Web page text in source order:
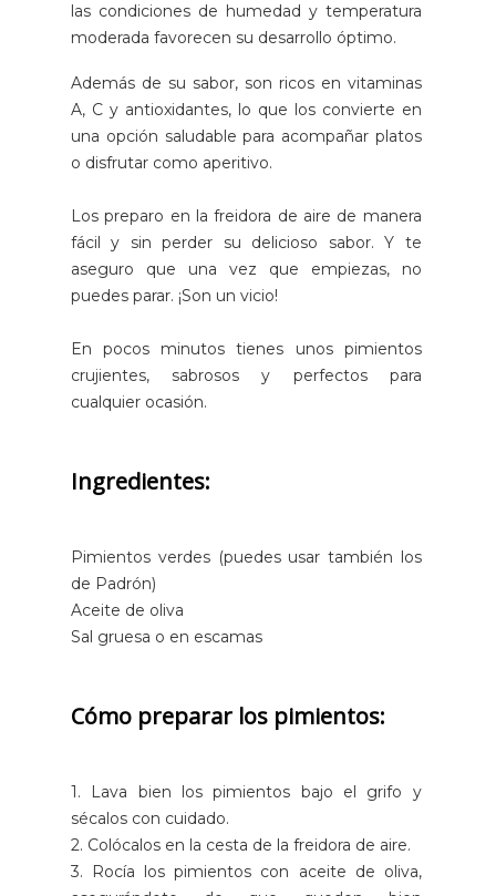
las condiciones de humedad y temperatura
moderada favorecen su desarrollo óptimo.
Además de su sabor, son ricos en vitaminas
A, C y antioxidantes, lo que los convierte en
una opción saludable para acompañar platos
o disfrutar como aperitivo.
Los preparo en la freidora de aire de manera
fácil y sin perder su delicioso sabor. Y te
aseguro que una vez que empiezas, no
puedes parar. ¡Son un vicio!
En pocos minutos tienes unos pimientos
crujientes, sabrosos y perfectos para
cualquier ocasión.
Ingredientes:
Pimientos verdes (puedes usar también los
de Padrón)
Aceite de oliva
Sal gruesa o en escamas
Cómo preparar los pimientos:
1. Lava bien los pimientos bajo el grifo y
sécalos con cuidado.
2. Colócalos en la cesta de la freidora de aire.
3. Rocía los pimientos con aceite de oliva,